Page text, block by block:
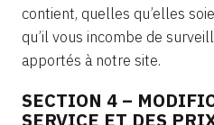
contient, quelles qu’elles
qu’il vous incombe de
apportés à notre site.
SECTION 4 –